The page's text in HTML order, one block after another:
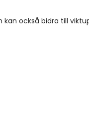
också bidra till